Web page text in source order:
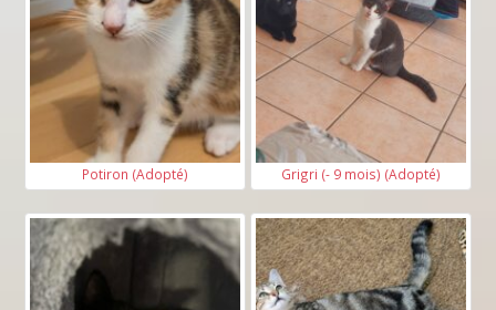
Potiron (Adopté) Grigri (- 9 mois) (Adopté)